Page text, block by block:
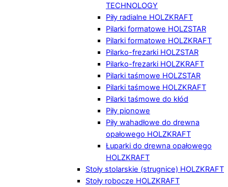
TECHNOLOGY
Piły radialne HOLZKRAFT
Pilarki formatowe HOLZSTAR
Pilarki formatowe HOLZKRAFT
Pilarko-frezarki HOLZSTAR
Pilarko-frezarki HOLZKRAFT
Pilarki taśmowe HOLZSTAR
Pilarki taśmowe HOLZKRAFT
Pilarki taśmowe do kłód
Piły pionowe
Piły wahadłowe do drewna
opałowego HOLZKRAFT
Łuparki do drewna opałowego
HOLZKRAFT
Stoły stolarskie (strugnice) HOLZKRAFT
Stoły robocze HOLZKRAFT